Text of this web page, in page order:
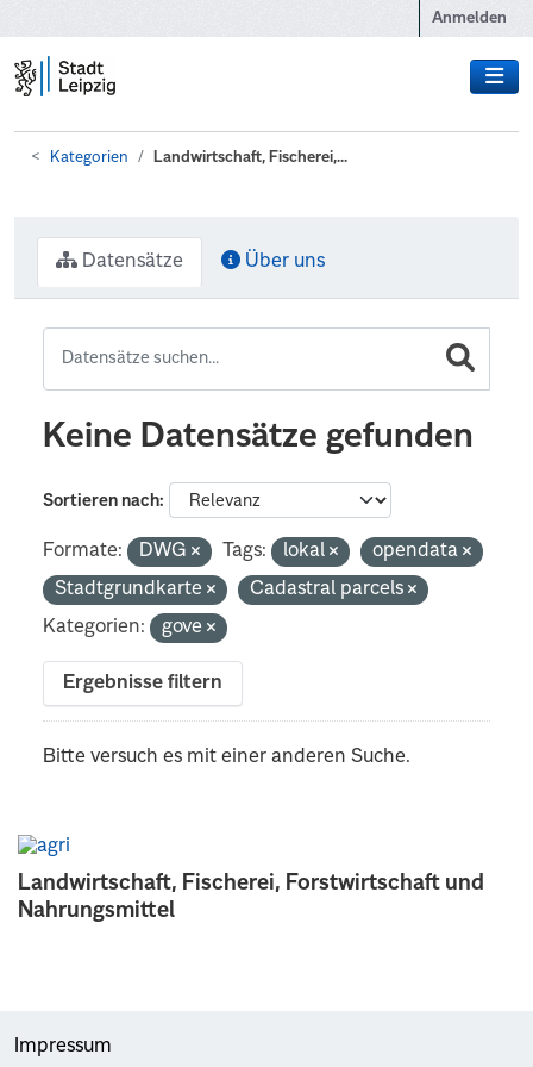
Anmelden
Kategorien Landwirtschaft, Fischerei,...
Landwirtschaft, Fischerei, Forstwirtschaft und
Nahrungsmittel
Datensätze Über uns
Keine Datensätze gefunden
Sortieren nach
Formate: DWG Tags: lokal
opendata
Stadtgrundkarte
Cadastral parcels
Kategorien:
gove
Ergebnisse filtern
Bitte versuch es mit einer anderen Suche.
Impressum